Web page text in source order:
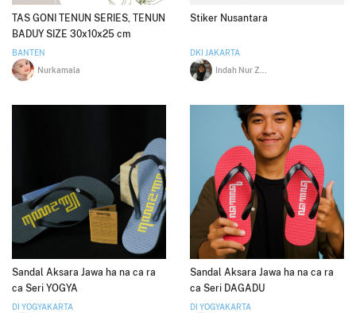
TAS GONI TENUN SERIES, TENUN
BADUY SIZE 30x10x25 cm
BANTEN
Nurkamala
Stiker Nusantara
DKI JAKARTA
Sandal Aksara Jawa ha na ca ra
ca Seri YOGYA
DI YOGYAKARTA
Sandal Aksara Jawa ha na ca ra
ca Seri DAGADU
DI YOGYAKARTA